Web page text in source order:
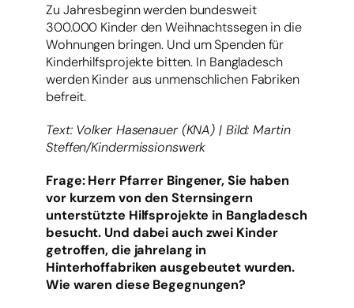
Zu Jahresbeginn werden bundesweit
300.000 Kinder den Weihnachtssegen in die
Wohnungen bringen. Und um Spenden für
Kinderhilfsprojekte bitten. In Bangladesch
werden Kinder aus unmenschlichen Fabriken
befreit.
Text: Volker Hasenauer (KNA) | Bild: Martin
Steffen/Kindermissionswerk
Frage: Herr Pfarrer Bingener, Sie haben
vor kurzem von den Sternsingern
unterstützte Hilfsprojekte in Bangladesch
besucht. Und dabei auch zwei Kinder
getroffen, die jahrelang in
Hinterhoffabriken ausgebeutet wurden.
Wie waren diese Begegnungen?